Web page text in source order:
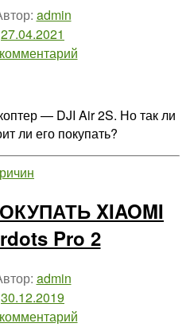
admin
27.04.2021
к
ПРИЧИН
КУПИТЬ
DJI
Air
НОВЫЙ
ДРОН
DJI
— DJI Air 2S. Но так ли
ли его покупать?
Рубрики
XIAOMI
Pro 2
admin
30.12.2019
к